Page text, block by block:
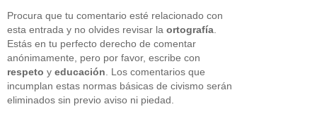
Procura que tu comentario esté relacionado con
esta entrada y no olvides revisar la ortografía
Estás en tu perfecto derecho de comentar
anónimamente, pero por favor, escribe con
respeto y educación . Los comentarios que
incumplan estas normas básicas de civismo serán
eliminados sin previo aviso ni piedad.